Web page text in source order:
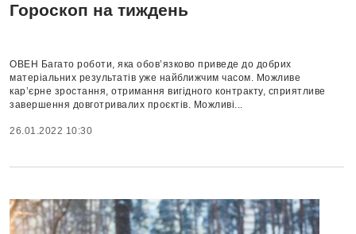
Гороскоп на тиждень
ОВЕН Багато роботи, яка обов’язково приведе до добрих
матеріальних результатів уже найближчим часом. Можливе
кар’єрне зростання, отримання вигідного контракту, сприятливе
завершення довготривалих проєктів. Можливі...
26.01.2022 10:30